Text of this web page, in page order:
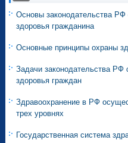
Основы законодательства РФ
здоровья гражданина
Основные принципы охраны
Задачи законодательства РФ
здоровья граждан
Здравоохранение в РФ
трех уровнях
Государственная система